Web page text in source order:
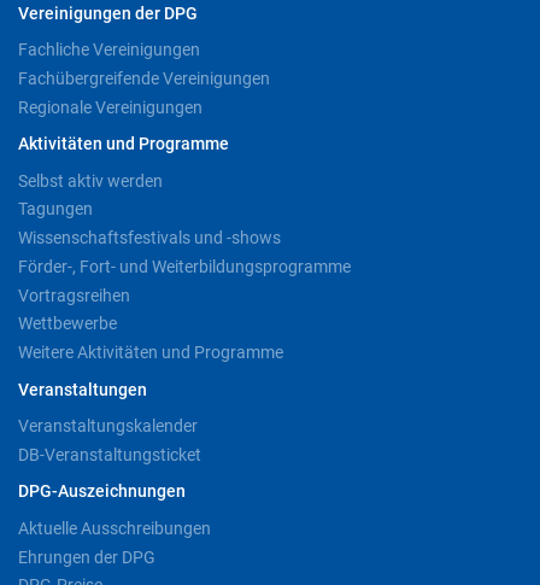
Vereinigungen der DPG
Fachliche Vereinigungen
Fachübergreifende Vereinigungen
Regionale Vereinigungen
Aktivitäten und Programme
Selbst aktiv werden
Tagungen
Wissenschaftsfestivals und -shows
Förder-, Fort- und Weiterbildungsprogramme
Vortragsreihen
Wettbewerbe
Weitere Aktivitäten und Programme
Veranstaltungen
Veranstaltungskalender
DB-Veranstaltungsticket
DPG-Auszeichnungen
Aktuelle Ausschreibungen
Ehrungen der DPG